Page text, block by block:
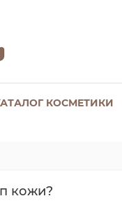
КОСМЕТИКИ
кожи?